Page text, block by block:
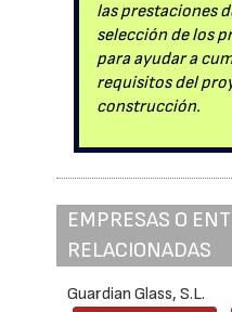
las prestaciones
selección de los
para ayudar a
requisitos del
construcción.
EMPRESAS O
RELACIONADAS
Guardian Glass, S.L.